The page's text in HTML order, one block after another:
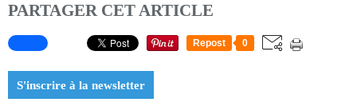
PARTAGER CET ARTICLE
Repost 0
S'inscrire à la newsletter